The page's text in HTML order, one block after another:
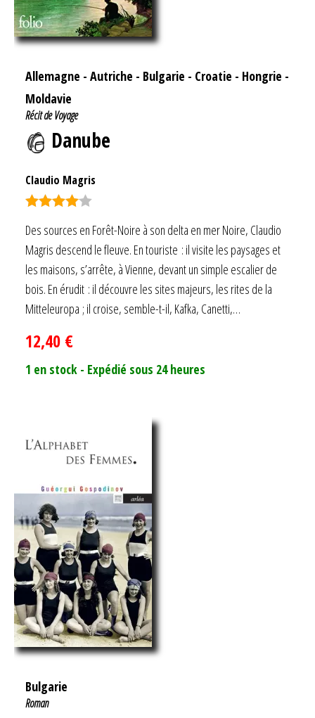
Allemagne -Autriche - Bulgarie - Croatie - Hongrie -
Moldavie
Récit de Voyage
Danube
Claudio Magris
Des sources en Forêt-Noire à son delta en mer Noire, Claudio
Magris descend le fleuve. En touriste : il visite les paysages et
les maisons, s’arrête, à Vienne, devant un simple escalier de
bois. En érudit : il découvre les sites majeurs, les rites de la
Mitteleuropa ; il croise, semble-t-il, Kafka, Canetti,…
12,40 €
1 en stock - Expédié sous 24 heures
Bulgarie
Roman